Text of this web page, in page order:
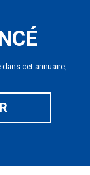
cet annuaire,